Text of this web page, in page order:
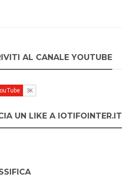
AL CANALE YOUTUBE
UN LIKE A IOTIFOINTER.IT